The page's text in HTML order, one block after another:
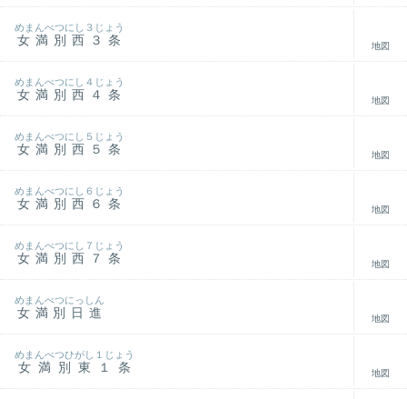
女満別西３条
めまんべつにし３じょう
地図
女満別西４条
めまんべつにし４じょう
地図
女満別西５条
めまんべつにし５じょう
地図
女満別西６条
めまんべつにし６じょう
地図
女満別西７条
めまんべつにし７じょう
地図
女満別日進
めまんべつにっしん
地図
女満別東１条
めまんべつひがし１じょう
地図